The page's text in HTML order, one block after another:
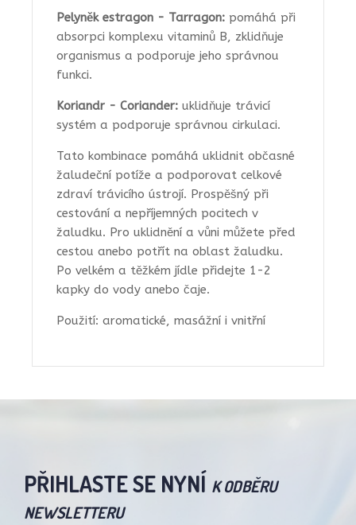
Pelyněk estragon - Tarragon: pomáhá při
absorpci komplexu vitaminů B, zklidňuje
organismus a podporuje jeho správnou
funkci.
Koriandr - Coriander: uklidňuje trávicí
systém a podporuje správnou cirkulaci.
Tato kombinace pomáhá uklidnit občasné
žaludeční potíže a podporovat celkové
zdraví trávicího ústrojí. Prospěšný při
cestování a nepříjemných pocitech v
žaludku. Pro uklidnění a vůni můžete před
cestou anebo potřít na oblast žaludku.
Po velkém a těžkém jídle přidejte 1-2
kapky do vody anebo čaje.
Použití: aromatické, masážní i vnitřní
PŘIHLASTE SE NYNÍ K ODBĚRU
NEWSLETTERU